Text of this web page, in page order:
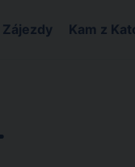
Zájezdy Kam z